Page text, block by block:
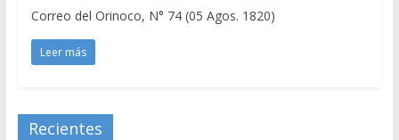
Correo del Orinoco, N° 74 (05 Agos. 1820)
Leer más
Recientes